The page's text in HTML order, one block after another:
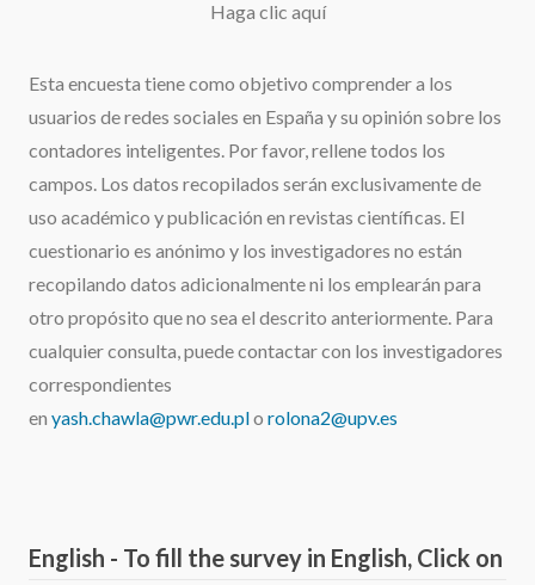
Haga clic aquí
Esta encuesta tiene como objetivo comprender a los
usuarios de redes sociales en España y su opinión sobre los
contadores inteligentes. Por favor, rellene todos los
campos. Los datos recopilados serán exclusivamente de
uso académico y publicación en revistas científicas. El
cuestionario es anónimo y los investigadores no están
recopilando datos adicionalmente ni los emplearán para
otro propósito que no sea el descrito anteriormente. Para
cualquier consulta, puede contactar con los investigadores
correspondientes
en yash.chawla@pwr.edu.plo rolona2@upv.es
English - To fill the survey in English, Click on